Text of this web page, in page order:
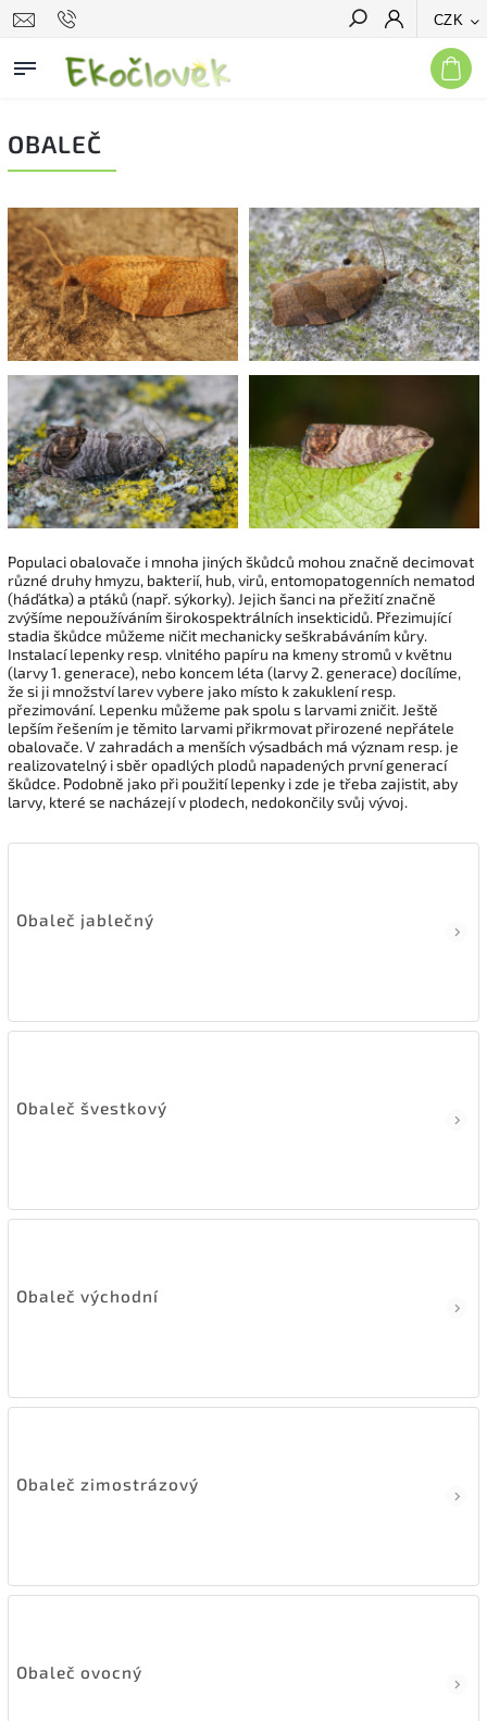
CZK
Hledat
OBALEČ
Populaci obalovače i mnoha jiných škůdců mohou značně decimovat
různé druhy hmyzu, bakterií, hub, virů, entomopatogenních nematod
(háďátka) a ptáků (např. sýkorky). Jejich šanci na přežití značně
zvýšíme nepoužíváním širokospektrálních insekticidů. Přezimující
stadia škůdce můžeme ničit mechanicky seškrabáváním kůry.
Instalací lepenky resp. vlnitého papíru na kmeny stromů v květnu
(larvy 1. generace), nebo koncem léta (larvy 2. generace) docílíme,
že si ji množství larev vybere jako místo k zakuklení resp.
přezimování. Lepenku můžeme pak spolu s larvami zničit. Ještě
lepším řešením je těmito larvami přikrmovat přirozené nepřátele
obalovače. V zahradách a menších výsadbách má význam resp. je
realizovatelný i sběr opadlých plodů napadených první generací
škůdce. Podobně jako při použití lepenky i zde je třeba zajistit, aby
larvy, které se nacházejí v plodech, nedokončily svůj vývoj.
Obaleč jablečný
Obaleč švestkový
Obaleč východní
Obaleč zimostrázový
Obaleč ovocný